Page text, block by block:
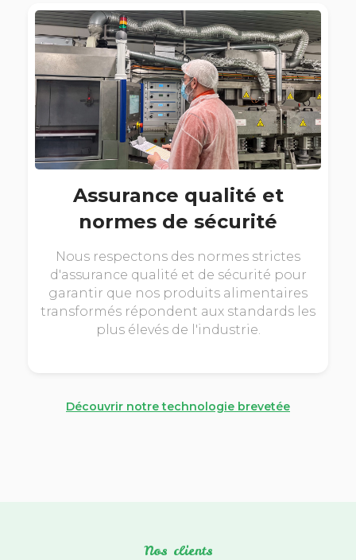
Assurance qualité et
normes de sécurité
Nous respectons des normes strictes
d'assurance qualité et de sécurité pour
garantir que nos produits alimentaires
transformés répondent aux standards les
plus élevés de l'industrie.
Découvrir notre technologie brevetée
Nos clients